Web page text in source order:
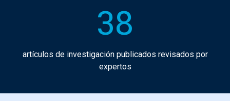
38
artículos de investigación publicados revisados por
expertos